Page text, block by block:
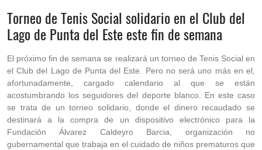
Torneo de Tenis Social solidario en el Club del
Lago de Punta del Este este fin de semana
El próximo fin de semana se realizará un torneo de Tenis Social en
el Club del Lago de Punta del Este. Pero no será uno más en el,
afortunadamente, cargado calendario al que se están
acostumbrando los seguidores del deporte blanco. En este caso
se trata de un torneo solidario, donde el dinero recaudado se
destinará a la compra de un dispositivo electrónico para la
Fundación Álvarez Caldeyro Barcia, organización no
gubernamental que trabaja en el cuidado de niños prematuros que